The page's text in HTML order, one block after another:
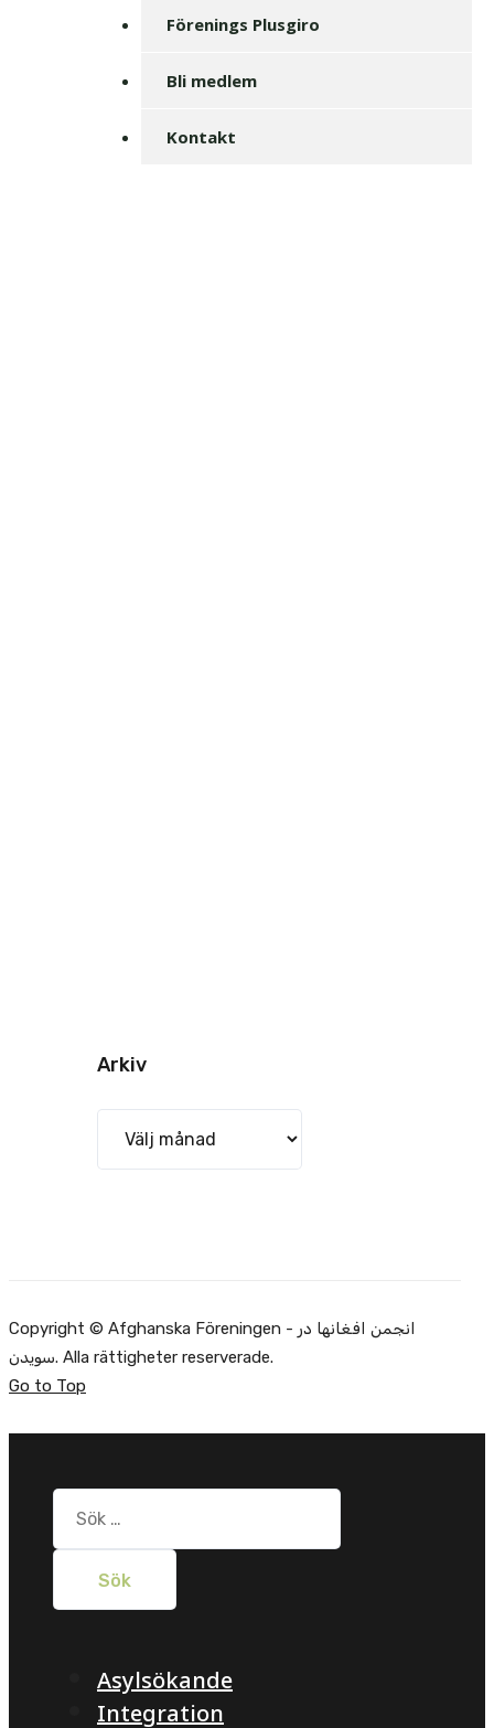
Förenings Plusgiro
Bli medlem
Kontakt
Arkiv
Copyright © Afghanska Föreningen - انجمن افغانها در
سویدن. Alla rättigheter reserverade.
Go to Top
Sök
efter:
Asylsökande
Integration